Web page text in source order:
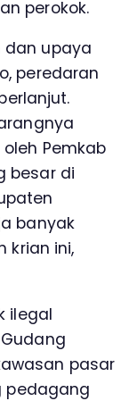
perokok.
dan upaya
peredaran
Pemkab
besar di
banyak
krian ini,
ilegal
pasar
pedagang